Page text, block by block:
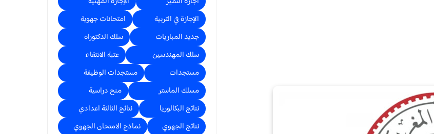
الإجازة في التربية
امتحانات جهوية
جديد المباريات
سلك الدكتوراه
سلك المهندسين
عتبة الانتقاء
مستجدات
مستجدات الوظيفة
مسلك الماستر
منح دراسية
نتائج البكالوريا
نتائج الثالثة اعدادي
نتائج الجهوي
نماذج الامتحان الجهوي